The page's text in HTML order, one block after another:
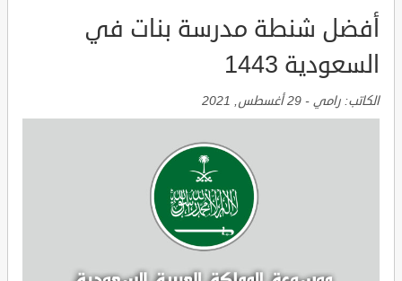
أفضل شنطة مدرسة بنات في
السعودية 1443
الكاتب: رامي - 29 أغسطس, 2021